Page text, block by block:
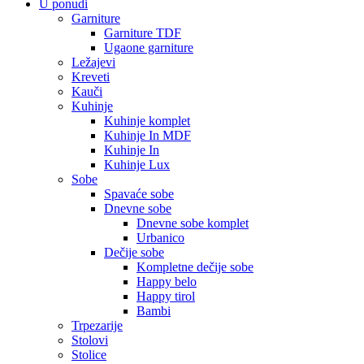
U ponudi
Garniture
Garniture TDF
Ugaone garniture
Ležajevi
Kreveti
Kauči
Kuhinje
Kuhinje komplet
Kuhinje In MDF
Kuhinje In
Kuhinje Lux
Sobe
Spavaće sobe
Dnevne sobe
Dnevne sobe komplet
Urbanico
Dečije sobe
Kompletne dečije sobe
Happy belo
Happy tirol
Bambi
Trpezarije
Stolovi
Stolice